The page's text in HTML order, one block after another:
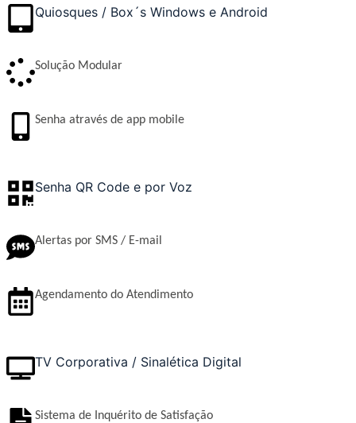
Quiosques / Box´s Windows e Android
Solução Modular
Senha através de app mobile
Senha QR Code e por Voz
Alertas por SMS / E-mail
Agendamento do Atendimento
TV Corporativa / Sinalética Digital
Sistema de Inquérito de Satisfação